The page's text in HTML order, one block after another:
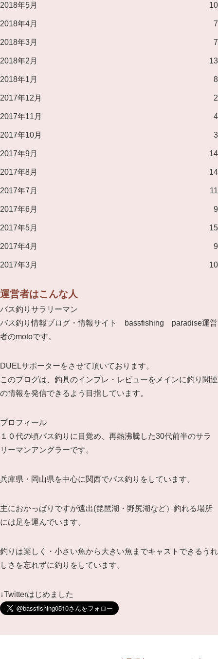
2018年5月 10
2018年4月 7
2018年3月 7
2018年2月 13
2018年1月 8
2017年12月 2
2017年11月 4
2017年10月 3
2017年9月 14
2017年8月 14
2017年7月 11
2017年6月 9
2017年5月 15
2017年4月 9
2017年3月 10
運営者はこんな人
バス釣りサラリーマン
バス釣り情報ブログ・情報サイト bassfishing paradise運営
者のmotoです。
DUELサポーターをさせて頂いております。
このブログは、釣具のインプレ・レビューをメインに釣り関連
の情報を発信できるよう目指しています。
プロフィール
１０代の頃バス釣りに目覚め、再熱沸騰した30代前半のサラ
リーマンアングラーです。
兵庫県・岡山県を中心に関西でバス釣りをしています。
主におかっぱりですが遠出(琵琶湖・野尻湖など）釣れる場所
には足を運んでいます。
釣りは楽しく・小さい魚から大きい魚までキャストできるうれ
しさを忘れずに釣りをしています。
↓Twitterはじめました